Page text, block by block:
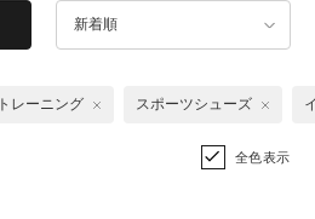
新着順
トレーニング スポーツシューズ
全色表示